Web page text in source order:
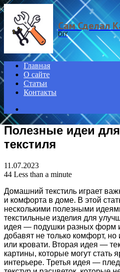
Menu
Сам Сделал
DIY
Главная
О сайте
Статьи
Контакты
Полезные идеи
текстиля
11.07.2023
44 Less than a minute
Домашний текстиль играет
и комфорта в доме. В этой
несколькими полезными
текстильные изделия для
идея — подушки разных форм
добавят не только комфорт,
или кровати. Вторая идея —
картины, которые могут стать
интерьере. Третья идея —